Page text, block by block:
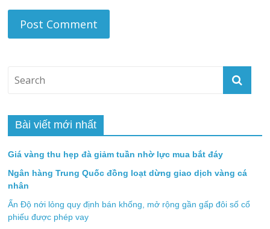
Bài viết mới nhất
Giá vàng thu hẹp đà giảm tuần nhờ lực mua bắt đáy
Ngân hàng Trung Quốc đồng loạt dừng giao dịch vàng cá
nhân
Ấn Độ nới lỏng quy định bán khống, mở rộng gần gấp đôi số cổ
phiếu được phép vay